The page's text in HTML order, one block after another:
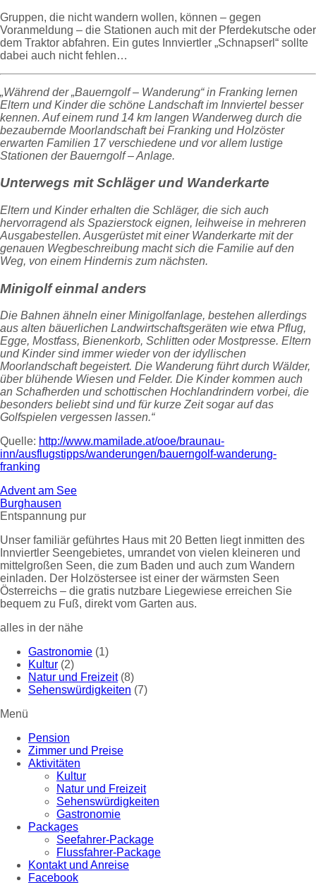
Gruppen, die nicht wandern wollen, können – gegen
Voranmeldung – die Stationen auch mit der Pferdekutsche oder
dem Traktor abfahren. Ein gutes Innviertler „Schnapserl“ sollte
dabei auch nicht fehlen…
„Während der „Bauerngolf – Wanderung“ in Franking lernen
Eltern und Kinder die schöne Landschaft im Innviertel besser
kennen. Auf einem rund 14 km langen Wanderweg durch die
bezaubernde Moorlandschaft bei Franking und Holzöster
erwarten Familien 17 verschiedene und vor allem lustige
Stationen der Bauerngolf – Anlage.
Unterwegs mit Schläger und Wanderkarte
Eltern und Kinder erhalten die Schläger, die sich auch
hervorragend als Spazierstock eignen, leihweise in mehreren
Ausgabestellen. Ausgerüstet mit einer Wanderkarte mit der
genauen Wegbeschreibung macht sich die Familie auf den
Weg, von einem Hindernis zum nächsten.
Minigolf einmal anders
Die Bahnen ähneln einer Minigolfanlage, bestehen allerdings
aus alten bäuerlichen Landwirtschaftsgeräten wie etwa Pflug,
Egge, Mostfass, Bienenkorb, Schlitten oder Mostpresse. Eltern
und Kinder sind immer wieder von der idyllischen
Moorlandschaft begeistert. Die Wanderung führt durch Wälder,
über blühende Wiesen und Felder. Die Kinder kommen auch
an Schafherden und schottischen Hochlandrindern vorbei, die
besonders beliebt sind und für kurze Zeit sogar auf das
Golfspielen vergessen lassen.“
Quelle: http://www.mamilade.at/ooe/braunau-
inn/ausflugstipps/wanderungen/bauerngolf-wanderung-
franking
Advent am See
Burghausen
Entspannung pur
Unser familiär geführtes Haus mit 20 Betten liegt inmitten des
Innviertler Seengebietes, umrandet von vielen kleineren und
mittelgroßen Seen, die zum Baden und auch zum Wandern
einladen. Der Holzöstersee ist einer der wärmsten Seen
Österreichs – die gratis nutzbare Liegewiese erreichen Sie
bequem zu Fuß, direkt vom Garten aus.
alles in der nähe
Gastronomie (1)
Kultur (2)
Natur und Freizeit(8)
Sehenswürdigkeiten (7)
Menü
Pension
Zimmer und Preise
Aktivitäten
Kultur
Natur und Freizeit
Sehenswürdigkeiten
Gastronomie
Packages
Seefahrer-Package
Flussfahrer-Package
Kontakt und Anreise
Facebook